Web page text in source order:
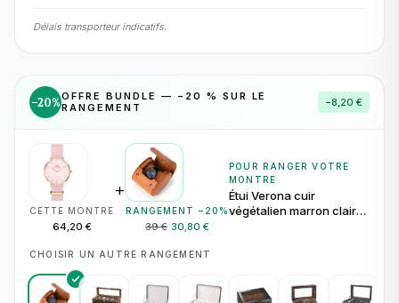
Délais transporteur indicatifs.
−20%OFFRE BUNDLE — − 20 % SUR LE
RANGEMENT
−8,20 €
CETTE MONTRE
64,20 €
+
RANGEMENT − 20 %
39 € 30,80 €
POUR RANGER VOTRE
MONTRE
Étui Verona cuir
végétalien marron clair
CHOISIR UN AUTRE RANGEMENT